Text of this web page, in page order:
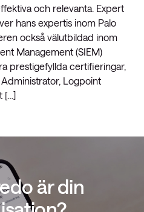
och relevanta. Expert
hans expertis inom Palo
också välutbildad inom
Management (SIEM)
prestigefyllda certifieringar,
Logpoint
[…]
är din